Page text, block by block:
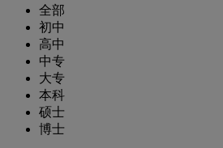
全部
初中
高中
中专
大专
本科
硕士
博士